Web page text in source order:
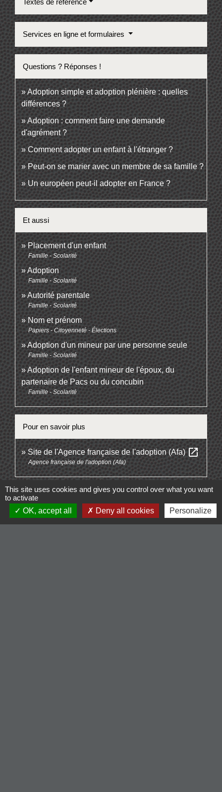
Services en ligne et formulaires
Questions ? Réponses !
Adoption simple et adoption plénière : quelles
différences ?
Adoption : comment faire une demande
d'agrément ?
Comment adopter un enfant à l'étranger ?
Peut-on se marier avec un membre de sa famille ?
Un européen peut-il adopter en France ?
Et aussi
Placement d'un enfant
Famille - Scolarité
Adoption
Famille - Scolarité
Autorité parentale
Famille - Scolarité
Nom et prénom
Papiers - Citoyenneté - Élections
Adoption d'un mineur par une personne seule
Famille - Scolarité
Adoption de l'enfant mineur de l'époux, du
partenaire de Pacs ou du concubin
Famille - Scolarité
Pour en savoir plus
Site de l'Agence française de l'adoption (Afa)open_in_new
Agence française de l'adoption (Afa)
Signaler une erreur sur cette page
This site uses cookies and gives you control over what you want
to activate
OK, accept all
Deny all cookies Personalize